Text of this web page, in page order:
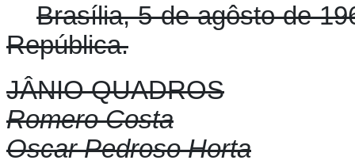
Brasília, 5 de agôsto de
República.
JÂNIO QUADROS
Romero Costa
Oscar Pedroso Horta